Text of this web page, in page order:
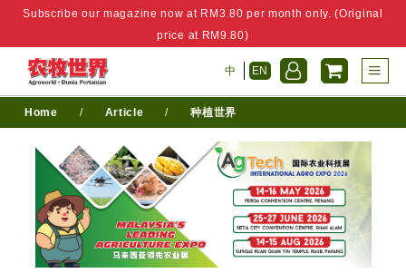
Subscribe our magazine now at RM3.80 per month only. (Original
price at RM9.80)
中 EN
Home / Article / 种植世界